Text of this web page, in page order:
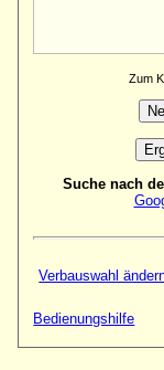
Zum
Suche nach
Verbauswahl
Bedienungshilfe